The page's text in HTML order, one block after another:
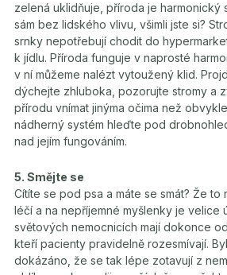
zelená uklidňuje, příroda je harmonický
sám bez lidského vlivu, všimli jste si?
srnky nepotřebují chodit do
k jídlu. Příroda funguje v naprosté
v ní můžeme nalézt vytoužený klid.
dýchejte zhluboka, pozorujte stromy a
přírodu vnímat jinýma očima než
nádherný systém hleďte pod
nad jejím fungováním.
5. Smějte se
Cítíte se pod psa a máte se smát? Že to
léčí a na nepříjemné myšlenky je velice
světových nemocnicích mají dokonce
kteří pacienty pravidelně rozesmívají.
dokázáno, že se tak lépe zotavují z